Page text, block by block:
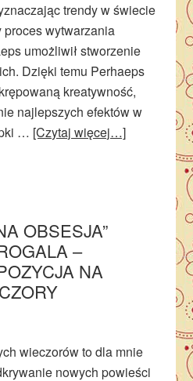
trendy w świecie
wytwarzania
umożliwił stworzenie
Dzięki temu Perhaeps
kreatywność,
najlepszych efektów w
… [Czytaj więcej…]
OBSESJA”
–
NA
wieczorów to dla mnie
nowych powieści